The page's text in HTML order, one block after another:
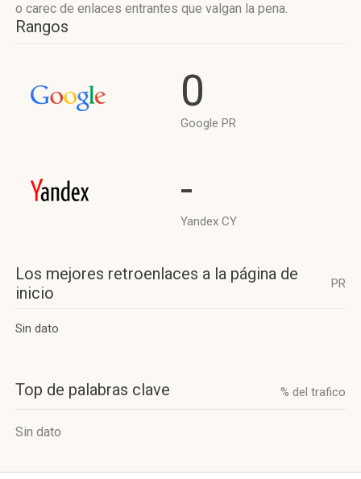
o carec de enlaces entrantes que valgan la pena.
Rangos
0
Google PR
-
Yandex CY
Los mejores retroenlaces a la página de
inicio
PR
Sin dato
Top de palabras clave % del trafico
Sin dato